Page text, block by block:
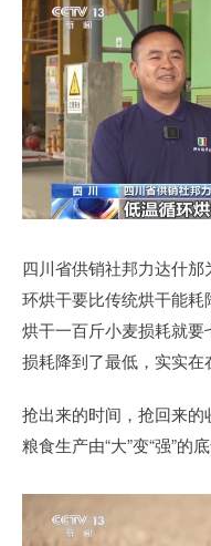
四川省供销社邦力达什
环烘干要比传统烘干能
烘干一百斤小麦损耗就
损耗降到了最低，实实在
抢出来的时间，抢回来的
粮食生产由“大”变“强”的底